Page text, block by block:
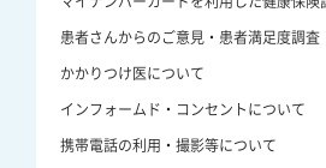
患者さんからのご意見・患者満足度調査
かかりつけ医について
インフォームド・コンセントについて
携帯電話の利用・撮影等について